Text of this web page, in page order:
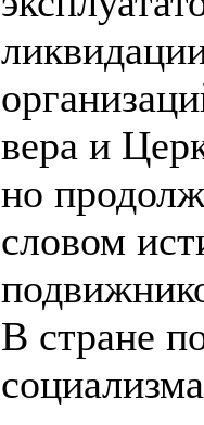
вера и
но
словом
В стране